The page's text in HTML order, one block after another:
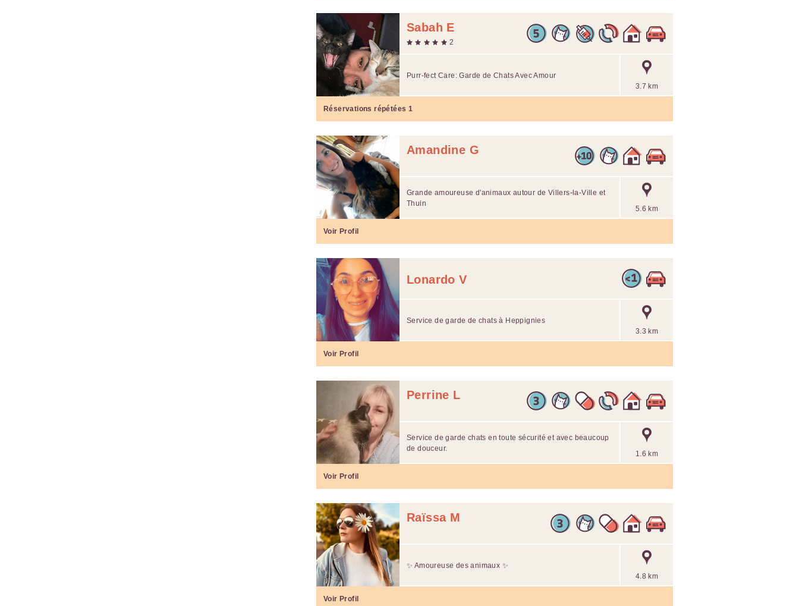
Sabah E
2
3.7 km
Purr-fect Care: Garde de Chats Avec Amour
Réservations répétées 1
Amandine G
5.6 km
Grande amoureuse d'animaux autour de Villers-la-Ville et
Thuin
Voir Profil
Lonardo V
3.3 km
Service de garde de chats à Heppignies
Voir Profil
Perrine L
1.6 km
Service de garde chats en toute sécurité et avec beaucoup
de douceur.
Voir Profil
Raïssa M
4.8 km
✨ Amoureuse des animaux ✨
Voir Profil